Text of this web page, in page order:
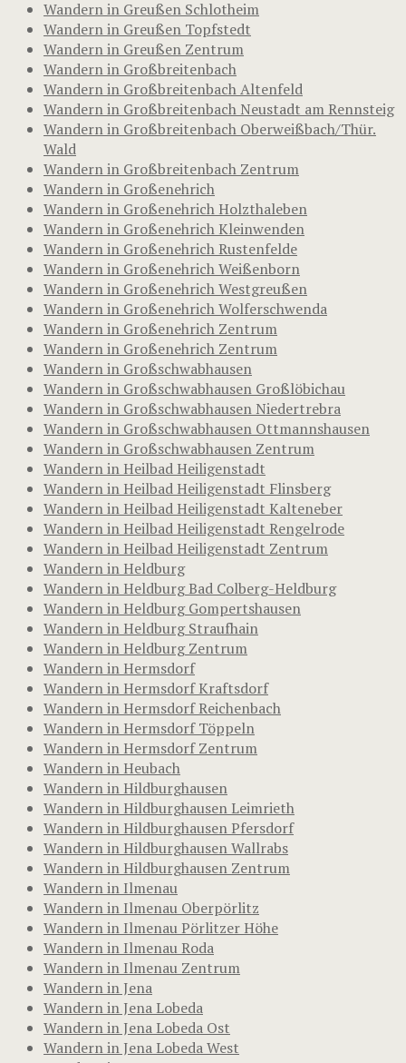
Wandern in Greußen Schlotheim
Wandern in Greußen Topfstedt
Wandern in Greußen Zentrum
Wandern in Großbreitenbach
Wandern in Großbreitenbach Altenfeld
Wandern in Großbreitenbach Neustadt am Rennsteig
Wandern in Großbreitenbach Oberweißbach/Thür.
Wald
Wandern in Großbreitenbach Zentrum
Wandern in Großenehrich
Wandern in Großenehrich Holzthaleben
Wandern in Großenehrich Kleinwenden
Wandern in Großenehrich Rustenfelde
Wandern in Großenehrich Weißenborn
Wandern in Großenehrich Westgreußen
Wandern in Großenehrich Wolferschwenda
Wandern in Großenehrich Zentrum
Wandern in Großenehrich Zentrum
Wandern in Großschwabhausen
Wandern in Großschwabhausen Großlöbichau
Wandern in Großschwabhausen Niedertrebra
Wandern in Großschwabhausen Ottmannshausen
Wandern in Großschwabhausen Zentrum
Wandern in Heilbad Heiligenstadt
Wandern in Heilbad Heiligenstadt Flinsberg
Wandern in Heilbad Heiligenstadt Kalteneber
Wandern in Heilbad Heiligenstadt Rengelrode
Wandern in Heilbad Heiligenstadt Zentrum
Wandern in Heldburg
Wandern in Heldburg Bad Colberg-Heldburg
Wandern in Heldburg Gompertshausen
Wandern in Heldburg Straufhain
Wandern in Heldburg Zentrum
Wandern in Hermsdorf
Wandern in Hermsdorf Kraftsdorf
Wandern in Hermsdorf Reichenbach
Wandern in Hermsdorf Töppeln
Wandern in Hermsdorf Zentrum
Wandern in Heubach
Wandern in Hildburghausen
Wandern in Hildburghausen Leimrieth
Wandern in Hildburghausen Pfersdorf
Wandern in Hildburghausen Wallrabs
Wandern in Hildburghausen Zentrum
Wandern in Ilmenau
Wandern in Ilmenau Oberpörlitz
Wandern in Ilmenau Pörlitzer Höhe
Wandern in Ilmenau Roda
Wandern in Ilmenau Zentrum
Wandern in Jena
Wandern in Jena Lobeda
Wandern in Jena Lobeda Ost
Wandern in Jena Lobeda West